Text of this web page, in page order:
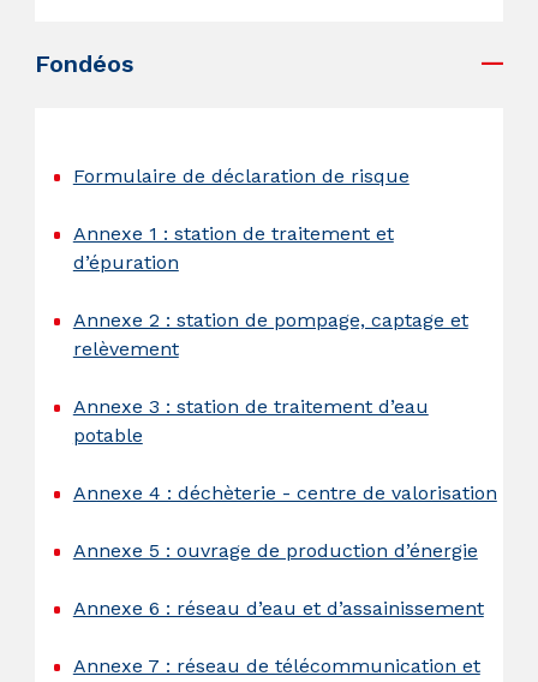
Fondéos
Formulaire de déclaration de risque
Annexe 1 : station de traitement et
d’épuration
Annexe 2 : station de pompage, captage et
relèvement
Annexe 3 : station de traitement d’eau
potable
Annexe 4 : déchèterie - centre de valorisation
Annexe 5 : ouvrage de production d’énergie
Annexe 6 : réseau d’eau et d’assainissement
Annexe 7 : réseau de télécommunication et